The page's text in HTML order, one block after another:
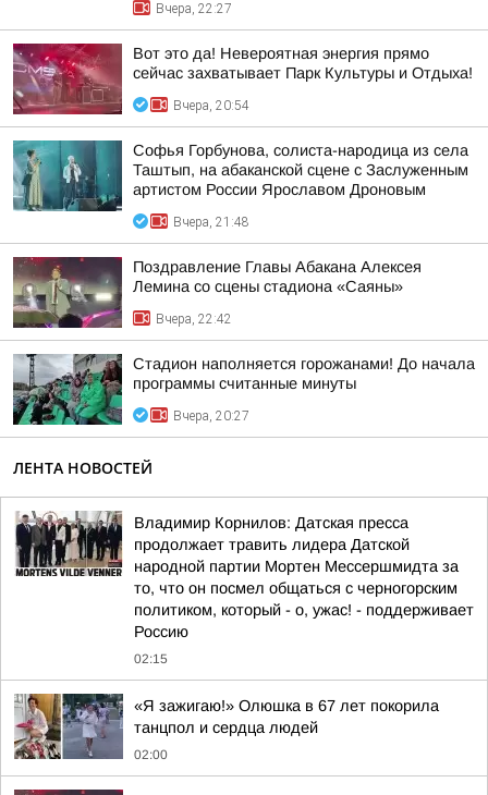
Вчера, 22:27
Вот это да! Невероятная энергия прямо
сейчас захватывает Парк Культуры и Отдыха!
Вчера, 20:54
Софья Горбунова, солиста-народица из села
Таштып, на абаканской сцене с Заслуженным
артистом России Ярославом Дроновым
Вчера, 21:48
Поздравление Главы Абакана Алексея
Лемина со сцены стадиона «Саяны»
Вчера, 22:42
Стадион наполняется горожанами! До начала
программы считанные минуты
Вчера, 20:27
ЛЕНТА НОВОСТЕЙ
Владимир Корнилов: Датская пресса
продолжает травить лидера Датской
народной партии Мортен Мессершмидта за
то, что он посмел общаться с черногорским
политиком, который - о, ужас! - поддерживает
Россию
02:15
«Я зажигаю!» Олюшка в 67 лет покорила
танцпол и сердца людей
02:00